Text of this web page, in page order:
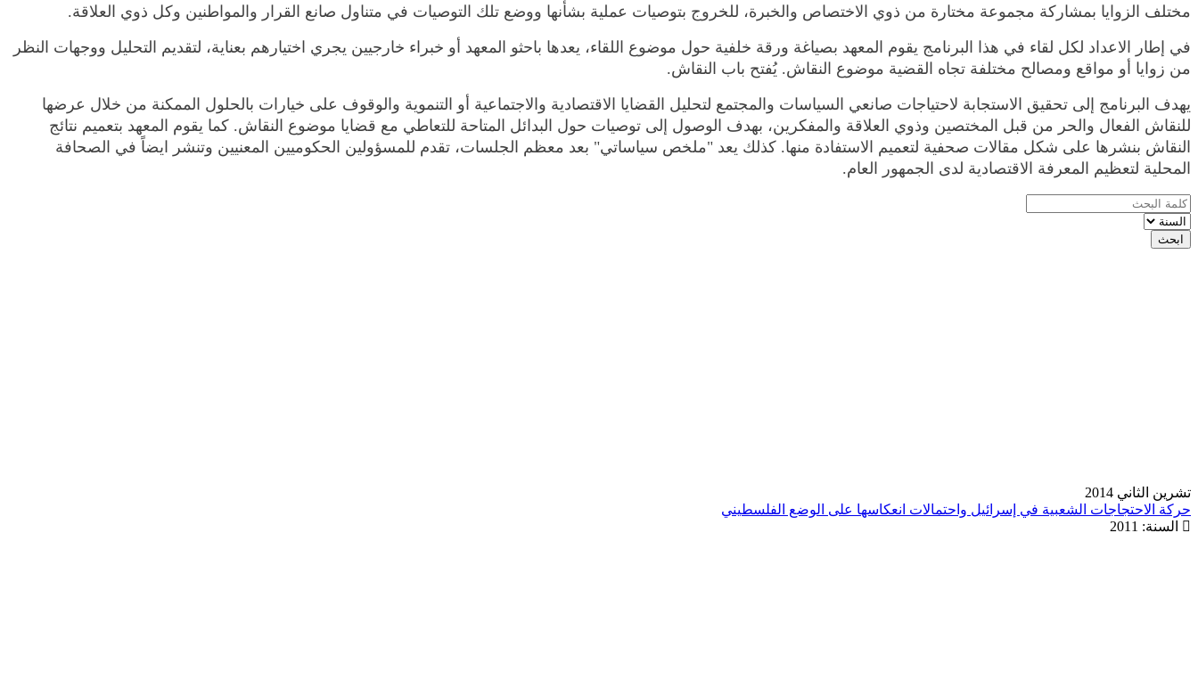
مختلف الزوايا بمشاركة مجموعة مختارة من ذوي الاختصاص والخبرة، للخروج بتوصيات عملية بشأنها ووضع تلك التوصيات في متناول صانع القرار والمواطنين وكل ذوي العلاقة.
في إطار الاعداد لكل لقاء في هذا البرنامج يقوم المعهد بصياغة ورقة خلفية حول موضوع اللقاء، يعدها باحثو المعهد أو خبراء خارجيين يجري اختيارهم بعناية، لتقديم التحليل ووجهات النظر
من زوايا أو مواقع ومصالح مختلفة تجاه القضية موضوع النقاش. يُفتح باب النقاش.
يهدف البرنامج إلى تحقيق الاستجابة لاحتياجات صانعي السياسات والمجتمع لتحليل القضايا الاقتصادية والاجتماعية أو التنموية والوقوف على خيارات بالحلول الممكنة من خلال عرضها
للنقاش الفعال والحر من قبل المختصين وذوي العلاقة والمفكرين، بهدف الوصول إلى توصيات حول البدائل المتاحة للتعاطي مع قضايا موضوع النقاش. كما يقوم المعهد بتعميم نتائج
النقاش بنشرها على شكل مقالات صحفية لتعميم الاستفادة منها. كذلك يعد "ملخص سياساتي" بعد معظم الجلسات، تقدم للمسؤولين الحكوميين المعنيين وتنشر ايضاً في الصحافة
المحلية لتعظيم المعرفة الاقتصادية لدى الجمهور العام.
ابحث
تشرين الثاني 2014
حركة الاحتجاجات الشعبية في إسرائيل واحتمالات انعكاسها على الوضع الفلسطيني
السنة: 2011